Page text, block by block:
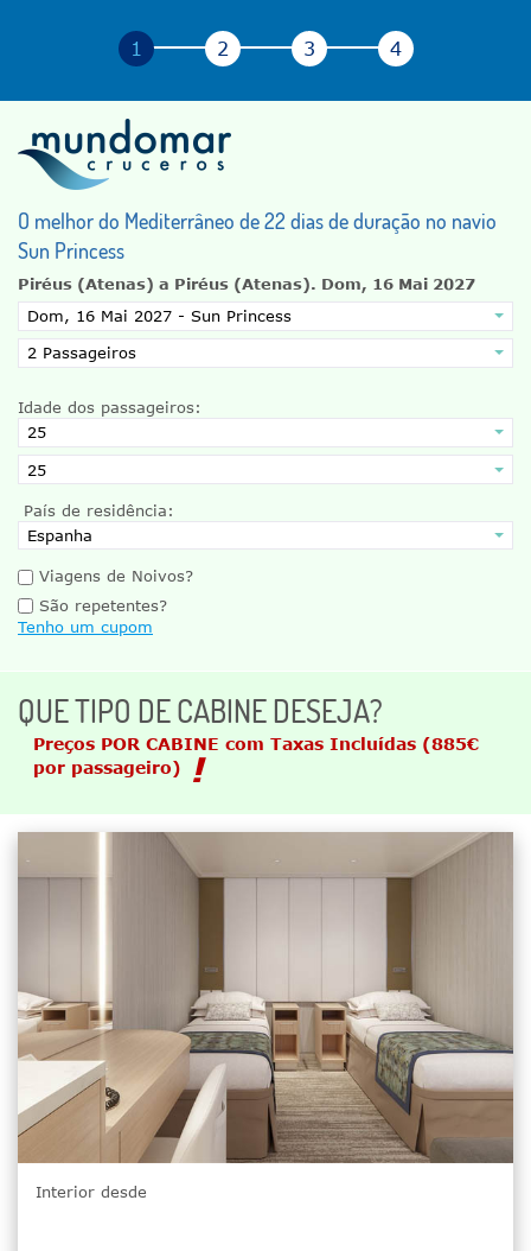
O melhor do Mediterrâneo de 22 dias de duração no navio
Sun Princess
Piréus (Atenas) a Piréus (Atenas). Dom, 16 Mai 2027
Idade dos passageiros:
País de residência:
Viagens de Noivos?
São repetentes?
Tenho um cupom
QUE TIPO DE CABINE DESEJA?
Preços POR CABINE com Taxas Incluídas (885€
por passageiro)
Interior desde